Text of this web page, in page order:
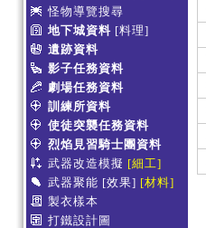
怪物導覽搜尋
地下城資料 [料理]
遺跡資料
影子任務資料
劇場任務資料
訓練所資料
使徒突襲任務資料
烈焰見習騎士團資料
武器改造模擬 [細工]
武器聚能 [效果] [材料]
製衣樣本
打鐵設計圖